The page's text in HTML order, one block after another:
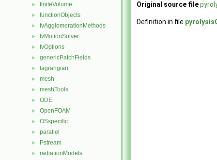
► finiteVolume
► functionObjects
► fvAgglomerationMethods
► fvMotionSolver
► fvOptions
► genericPatchFields
► lagrangian
► mesh
► meshTools
► ODE
► OpenFOAM
► OSspecific
► parallel
► Pstream
► radiationModels
Original source file
Definition in file